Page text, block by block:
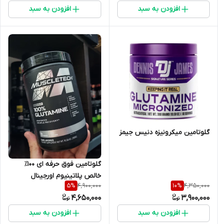
افزودن به سبد افزودن به سبد
گلوتامین میکرونیزه دنیس جیمز
4,350,000
10%
3,900,000
افزودن به سبد
گلوتامین فوق حرفه ای ۱۰۰٪
خالص پلاتینیوم اورجینال
4,900,000
5%
4,650,000
افزودن به سبد